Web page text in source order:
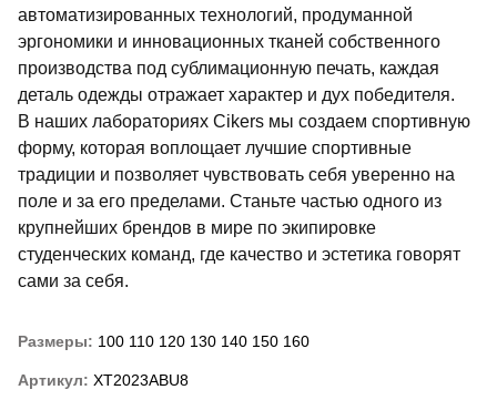
автоматизированных технологий, продуманной
эргономики и инновационных тканей собственного
производства под сублимационную печать, каждая
деталь одежды отражает характер и дух победителя.
В наших лабораториях Cikers мы создаем спортивную
форму, которая воплощает лучшие спортивные
традиции и позволяет чувствовать себя уверенно на
поле и за его пределами. Станьте частью одного из
крупнейших брендов в мире по экипировке
студенческих команд, где качество и эстетика говорят
сами за себя.
Размеры: 100 110 120 130 140 150 160
Артикул: XT2023ABU8